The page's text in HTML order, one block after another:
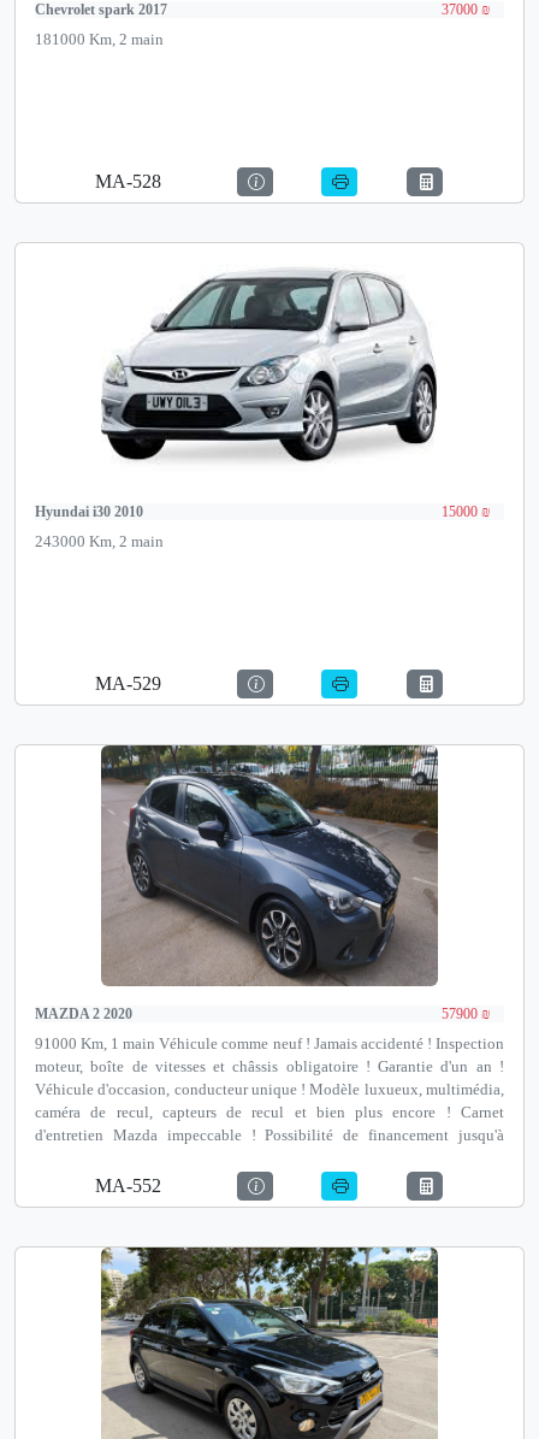
Chevrolet spark 2017 37000 ₪
181000 Km, 2 main
MA-528
Hyundai i30 2010 15000 ₪
243000 Km, 2 main
MA-529
MAZDA 2 2020 57900 ₪
91000 Km, 1 main Véhicule comme neuf ! Jamais accidenté ! Inspection
moteur, boîte de vitesses et châssis obligatoire ! Garantie d'un an !
Véhicule d'occasion, conducteur unique ! Modèle luxueux, multimédia,
caméra de recul, capteurs de recul et bien plus encore ! Carnet
d'entretien Mazda impeccable ! Possibilité de financement jusqu'à
contrôle technique avant achat agréé par le ministère des Transports,
David Pinkas 35, Netanya.
MA-552